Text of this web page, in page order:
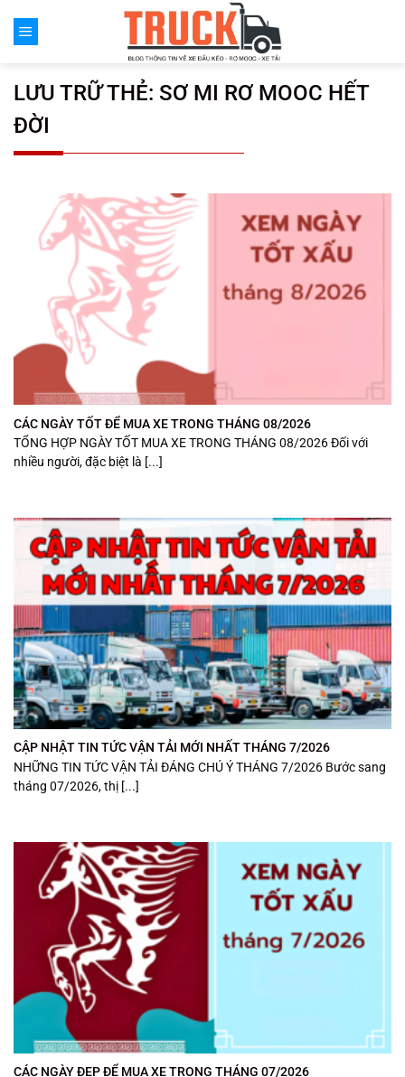
đến
LƯU TRỮ THẺ: SƠ MI RƠ MOOC HẾT
ĐỜI
CÁC NGÀY TỐT ĐỂ MUA XE TRONG THÁNG 08/2026
TỔNG HỢP NGÀY TỐT MUA XE TRONG THÁNG 08/2026 Đối với
nhiều người, đặc biệt là [...]
CẬP NHẬT TIN TỨC VẬN TẢI MỚI NHẤT THÁNG 7/2026
NHỮNG TIN TỨC VẬN TẢI ĐÁNG CHÚ Ý THÁNG 7/2026 Bước sang
tháng 07/2026, thị [...]
CÁC NGÀY ĐẸP ĐỂ MUA XE TRONG THÁNG 07/2026